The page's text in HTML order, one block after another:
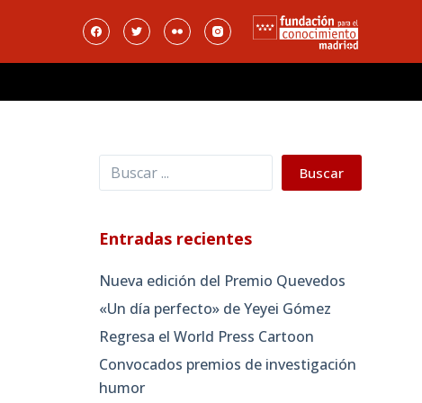
Buscar Buscar
Entradas recientes
Nueva edición del Premio Quevedos
«Un día perfecto» de Yeyei Gómez
Regresa el World Press Cartoon
Convocados premios de investigación
humor